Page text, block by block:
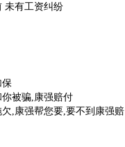
未有工资纠纷
保
你被骗,康强赔付
,康强帮您要,要不到康强赔